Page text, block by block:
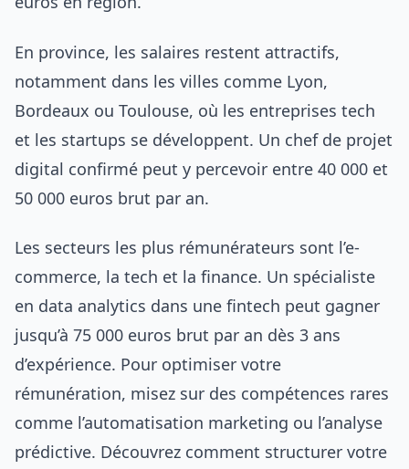
En province, les salaires restent attractifs,
notamment dans les villes comme Lyon,
Bordeaux ou Toulouse, où les entreprises tech
et les startups se développent. Un chef de projet
digital confirmé peut y percevoir entre 40 000 et
50 000 euros brut par an.
Les secteurs les plus rémunérateurs sont l’e-
commerce, la tech et la finance. Un spécialiste
en data analytics dans une fintech peut gagner
jusqu’à 75 000 euros brut par an dès 3 ans
d’expérience. Pour optimiser votre
rémunération, misez sur des compétences rares
comme l’automatisation marketing ou l’analyse
prédictive. Découvrez comment structurer votre